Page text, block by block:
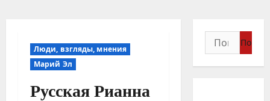
Люди, взгляды, мнения
Марий Эл
Русская Рианна
Найти: